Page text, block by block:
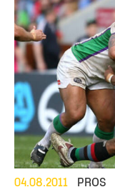
04.08.2011 PROS